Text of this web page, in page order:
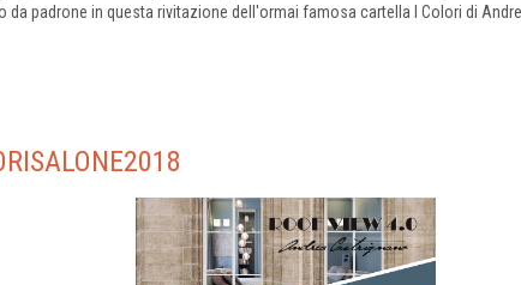
da padrone in questa rivitazione dell'ormai famosa cartella I Colori di